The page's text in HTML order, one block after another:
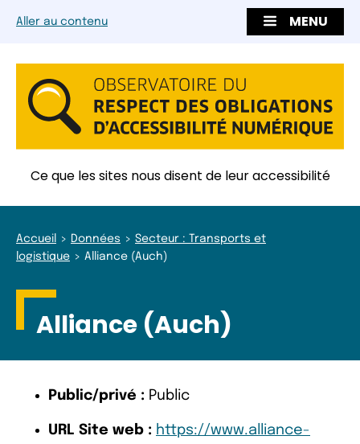
Aller au contenu MENU
Ce que les sites nous disent de leur accessibilité
Accueil Données
Secteur : Transports et
logistique
Alliance (Auch)
Alliance (Auch)
Public/privé : Public
URL Site web : https://www.alliance-